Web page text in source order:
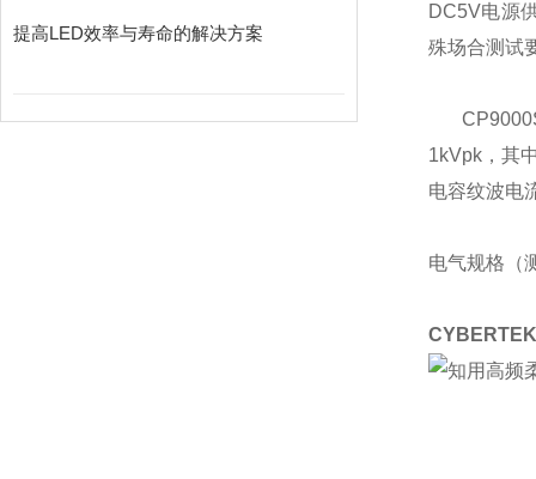
提高LED效率与寿命的解决方案
DC5V电源
殊场合测试
1kVpk ，其
电容纹波电
电气规格（